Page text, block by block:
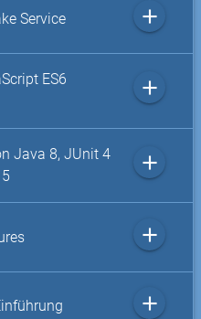
Service add
ES6
add
Java 8, JUnit 4
add
add
add